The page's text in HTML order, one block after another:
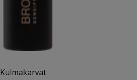
Kulmakarvat